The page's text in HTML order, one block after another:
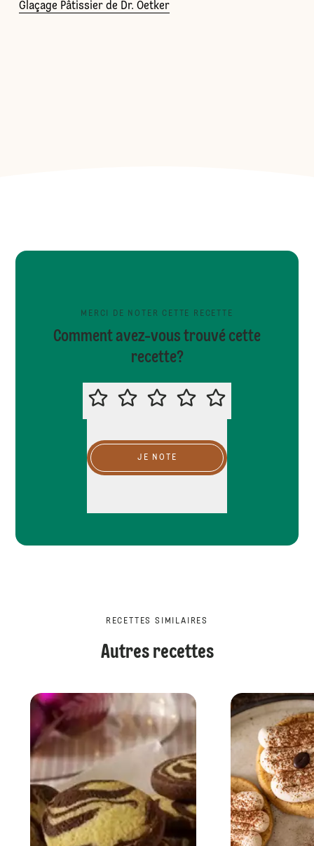
Glaçage Pâtissier de Dr. Oetker
MERCI DE NOTER CETTE RECETTE
Comment avez-vous trouvé cette
recette?
MERCI DE NOTER CETTE RECETTE
JE NOTE
RECETTES SIMILAIRES
Autres recettes